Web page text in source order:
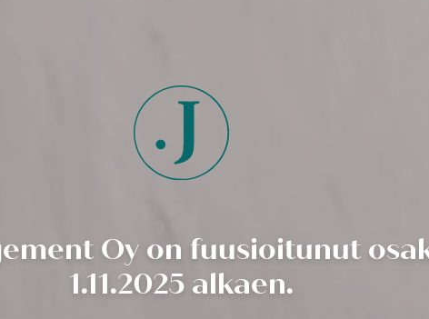
Oy on fuusioitunut
1.11.2025 alkaen.